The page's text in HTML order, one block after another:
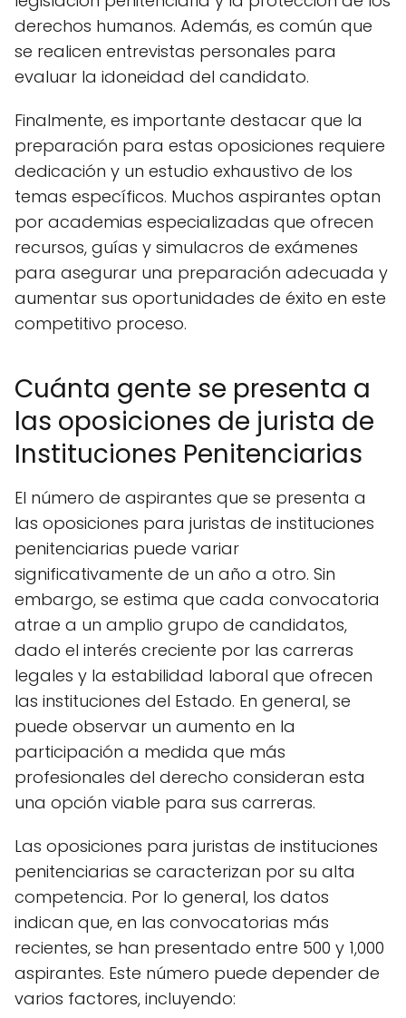
derechos humanos. Además, es común que
se realicen entrevistas personales para
evaluar la idoneidad del candidato.
Finalmente, es importante destacar que la
preparación para estas oposiciones requiere
dedicación y un estudio exhaustivo de los
temas específicos. Muchos aspirantes optan
por academias especializadas que ofrecen
recursos, guías y simulacros de exámenes
para asegurar una preparación adecuada y
aumentar sus oportunidades de éxito en este
competitivo proceso.
Cuánta gente se presenta a
las oposiciones de jurista de
Instituciones Penitenciarias
El número de aspirantes que se presenta a
las oposiciones para juristas de instituciones
penitenciarias puede variar
significativamente de un año a otro. Sin
embargo, se estima que cada convocatoria
atrae a un amplio grupo de candidatos,
dado el interés creciente por las carreras
legales y la estabilidad laboral que ofrecen
las instituciones del Estado. En general, se
puede observar un aumento en la
participación a medida que más
profesionales del derecho consideran esta
una opción viable para sus carreras.
Las oposiciones para juristas de instituciones
penitenciarias se caracterizan por su alta
competencia. Por lo general, los datos
indican que, en las convocatorias más
recientes, se han presentado entre 500 y 1,000
aspirantes. Este número puede depender de
varios factores, incluyendo: